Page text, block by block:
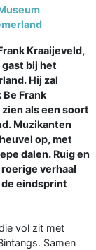
Kraaijeveld,
bij het
Hij zal
Frank
als een soort
Muzikanten
op, met
dalen. Ruig en
verhaal
de eindsprint
vol zit met
Samen